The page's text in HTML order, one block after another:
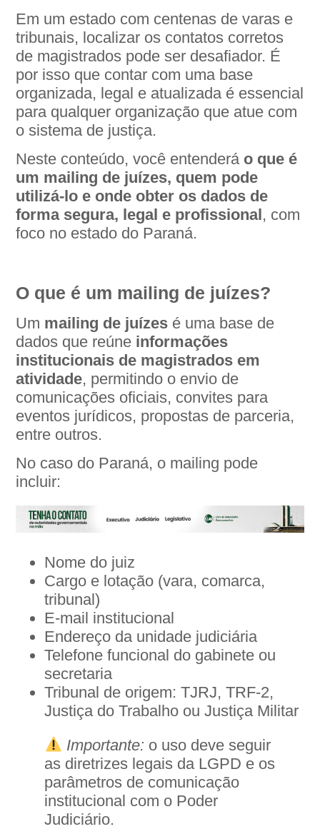
Em um estado com centenas de varas e
tribunais, localizar os contatos corretos
de magistrados pode ser desafiador. É
por isso que contar com uma base
organizada, legal e atualizada é essencial
para qualquer organização que atue com
o sistema de justiça.
Neste conteúdo, você entenderá o que é
um mailing de juízes, quem pode
utilizá-lo e onde obter os dados de
forma segura, legal e profissional, com
foco no estado do Paraná.
O que é um mailing de juízes?
Um mailing de juízes é uma base de
dados que reúne informações
institucionais de magistrados em
atividade, permitindo o envio de
comunicações oficiais, convites para
eventos jurídicos, propostas de parceria,
entre outros.
No caso do Paraná, o mailing pode
incluir:
Nome do juiz
Cargo e lotação (vara, comarca,
tribunal)
E-mail institucional
Endereço da unidade judiciária
Telefone funcional do gabinete ou
secretaria
Tribunal de origem: TJRJ, TRF-2,
Justiça do Trabalho ou Justiça Militar
Importante: o uso deve seguir
as diretrizes legais da LGPD e os
parâmetros de comunicação
institucional com o Poder
Judiciário.